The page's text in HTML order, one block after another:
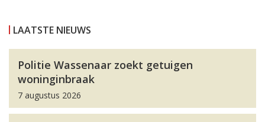
LAATSTE NIEUWS
Politie Wassenaar zoekt getuigen
woninginbraak
7 augustus 2026